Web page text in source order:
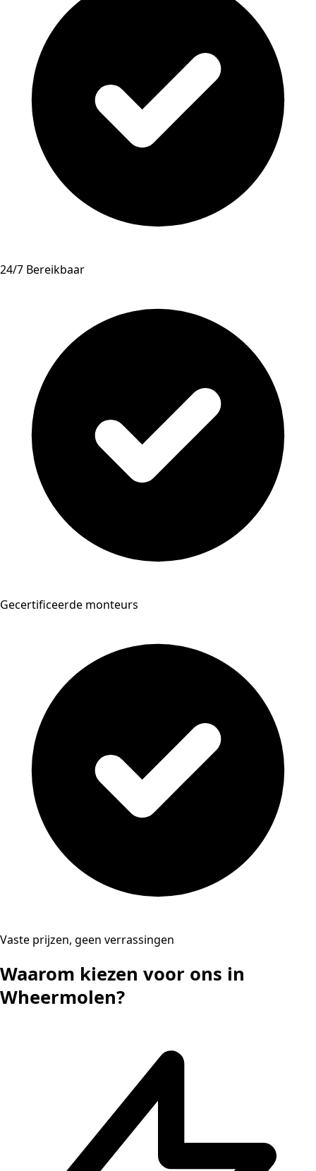
24/7 Bereikbaar
Gecertificeerde monteurs
Vaste prijzen, geen verrassingen
Waarom kiezen voor ons in
Wheermolen?